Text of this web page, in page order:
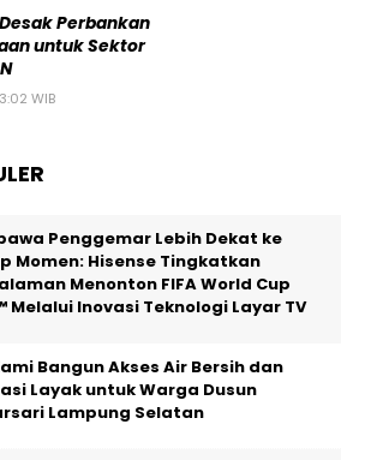
Perbankan
untuk Sektor
WIB
Penggemar Lebih Dekat ke
Momen: Hisense Tingkatkan
Menonton FIFA World Cup
Melalui Inovasi Teknologi Layar TV
Bangun Akses Air Bersih dan
Layak untuk Warga Dusun
Lampung Selatan